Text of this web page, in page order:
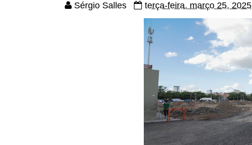
Sérgio Salles terça-feira, março 25, 2025